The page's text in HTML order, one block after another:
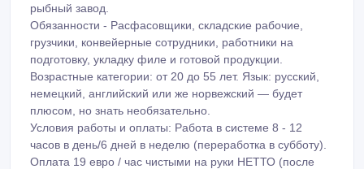
рыбный завод.
Обязанности - Расфасовщики, складские рабочие,
грузчики, конвейерные сотрудники, работники на
подготовку, укладку филе и готовой продукции.
Возрастные категории: от 20 до 55 лет. Язык: русский,
немецкий, английский или же норвежский — будет
плюсом, но знать необязательно.
Условия работы и оплаты: Работа в системе 8 - 12
часов в день/6 дней в неделю (переработка в субботу).
Оплата 19 евро / час чистыми на руки НЕТТО (после